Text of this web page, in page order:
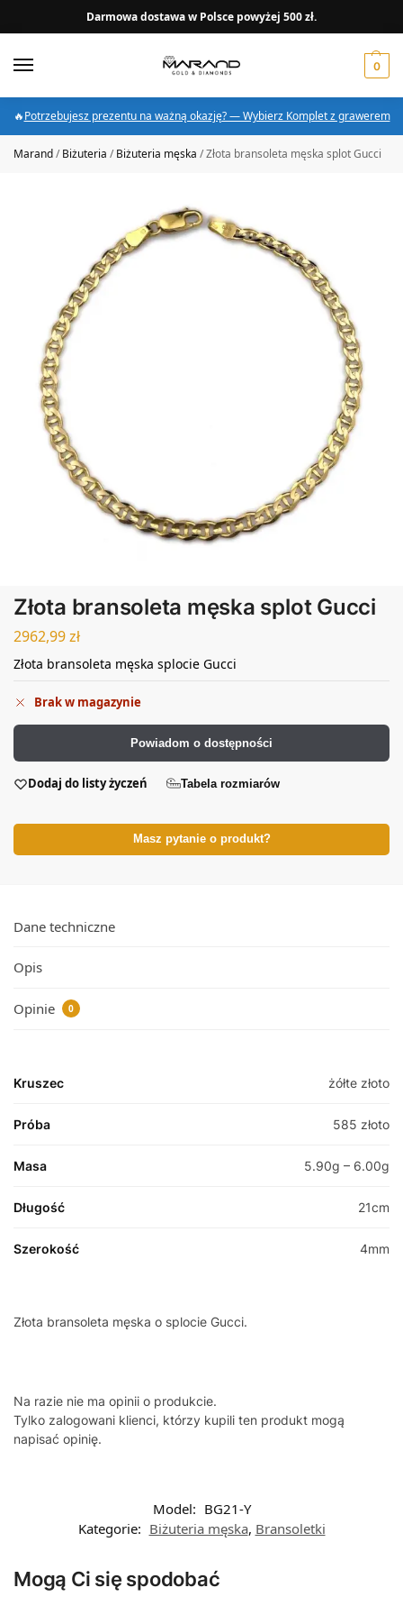
Darmowa dostawa w Polsce powyżej 500 zł.
0
🔥Potrzebujesz prezentu na ważną okazję? — Wybierz Komplet z grawerem
Marand/Biżuteria /Biżuteria męska /Złota bransoleta męska splot Gucci
Złota bransoleta męska splot Gucci
2962,99zł
Złota bransoleta męska splocie Gucci
Brak w magazynie
Powiadom o dostępności
Dodaj do listy życzeń Tabela rozmiarów
Masz pytanie o produkt?
Dane techniczne
Opis
Opinie 0
Kruszec żółte złoto
Próba 585 złoto
Masa 5.90g – 6.00g
Długość 21cm
Szerokość 4mm
Złota bransoleta męska o splocie Gucci.
Na razie nie ma opinii o produkcie.
Tylko zalogowani klienci, którzy kupili ten produkt mogą
napisać opinię.
Model: BG21-Y
Kategorie: Biżuteria męska, Bransoletki
Mogą Ci się spodobać